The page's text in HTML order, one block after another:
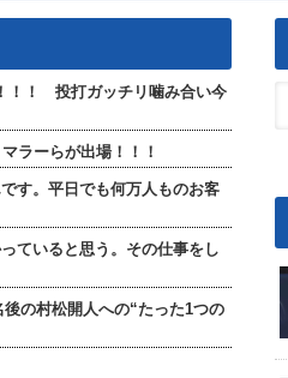
！！ 投打ガッチリ噛み合い今
ラーらが出場！！！
す。平日でも何万人ものお客
ていると思う。その仕事をし
の村松開人への“たった1つの